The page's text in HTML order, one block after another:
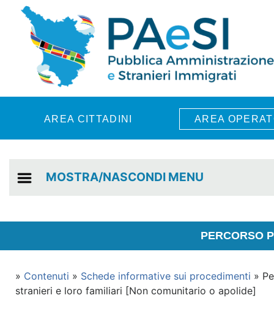
Skip to main content
AREA CITTADINI AREA
MOSTRA/NASCONDI MENU
PERCORSO
» Contenuti » Schede informative sui procedimenti »
stranieri e loro familiari [Non comunitario o apolide]